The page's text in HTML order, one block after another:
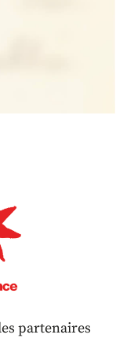
partenaires